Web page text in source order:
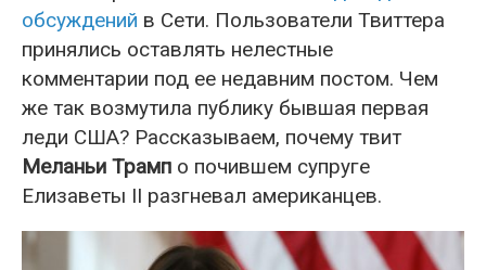
обсуждений в Сети. Пользователи Твиттера
принялись оставлять нелестные
комментарии под ее недавним постом. Чем
же так возмутила публику бывшая первая
леди США? Рассказываем, почему твит
Меланьи Трамп о почившем супруге
Елизаветы II разгневал американцев.